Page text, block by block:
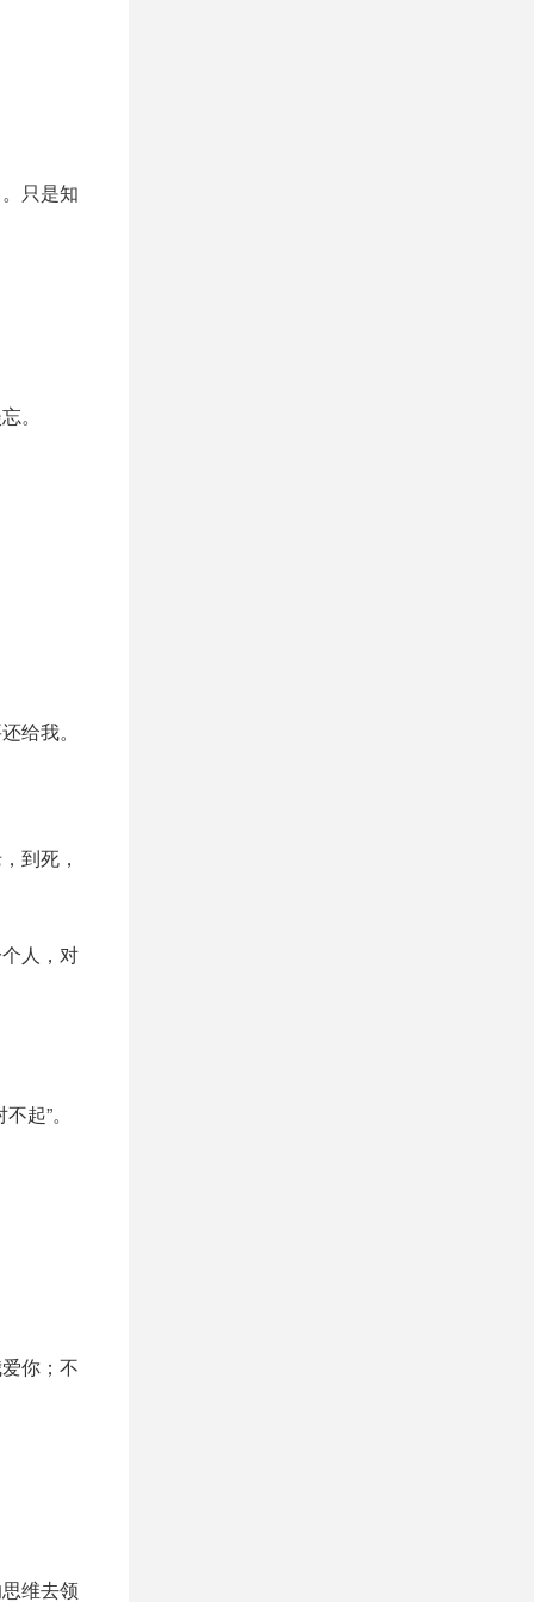
只是知
。
给我。
到死，
人，对
起”。
你；不
维去领